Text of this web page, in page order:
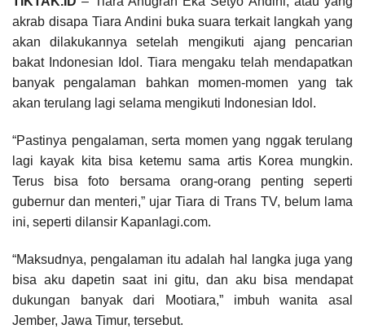
akrab disapa Tiara Andini buka suara terkait langkah yang
akan dilakukannya setelah mengikuti ajang pencarian
bakat Indonesian Idol. Tiara mengaku telah mendapatkan
banyak pengalaman bahkan momen-momen yang tak
akan terulang lagi selama mengikuti Indonesian Idol.
“Pastinya pengalaman, serta momen yang nggak terulang
lagi kayak kita bisa ketemu sama artis Korea mungkin.
Terus bisa foto bersama orang-orang penting seperti
gubernur dan menteri,” ujar Tiara di Trans TV, belum lama
ini, seperti dilansir Kapanlagi.com.
“Maksudnya, pengalaman itu adalah hal langka juga yang
bisa aku dapetin saat ini gitu, dan aku bisa mendapat
dukungan banyak dari Mootiara,” imbuh wanita asal
Jember, Jawa Timur, tersebut.